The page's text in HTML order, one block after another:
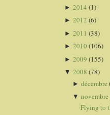
► 2014 (1)
► 2012 (6)
► 2011 (38)
► 2010 (106)
► 2009 (155)
▼ 2008 (78)
► décembre
▼ novembre
Flying to